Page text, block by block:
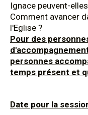
Ignace peuvent-
Comment avancer
l'Eglise ?
Pour des
personnes
temps présent et
Date pour la